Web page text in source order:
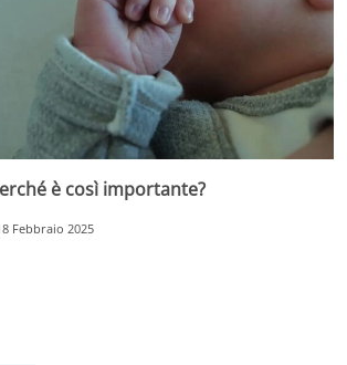
è così importante?
Febbraio 2025